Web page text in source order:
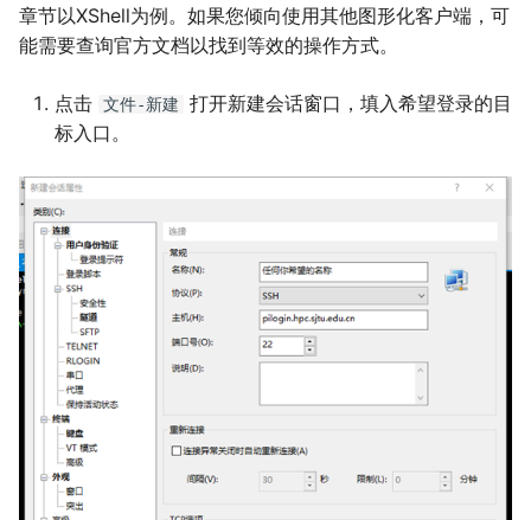
章节以XShell为例。如果您倾向使用其他图形化客户端，可
能需要查询官方文档以找到等效的操作方式。
点击 文件-新建
打开新建会话窗口，填入希望登录的目
标入口。